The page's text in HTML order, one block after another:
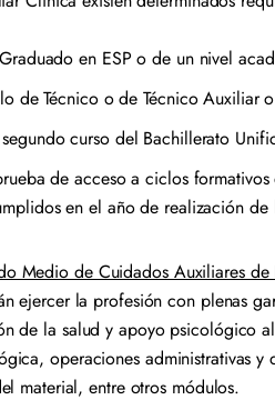
en ESP o de un nivel
de Técnico o de Técnico Auxiliar
curso del Bachillerato
de acceso a ciclos
en el año de realización
Medio de Cuidados Auxiliares de
ejercer la profesión con plenas
de la salud y apoyo psicológico
operaciones administrativas
material, entre otros módulos.